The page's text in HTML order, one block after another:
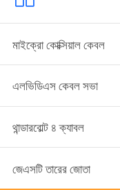
পাওয়ার
মাইক্রো কোক্সিয়াল কেবল
এলভিডিএস কেবল সভা
থান্ডারবোল্ট ৪ ক্যাবল
জেএসটি তারের জোতা